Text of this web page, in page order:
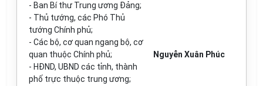
- Ban Bí thư Trung ương Đảng;
- Thủ tướng, các Phó Thủ
tướng Chính phủ;
- Các bộ, cơ quan ngang bộ, cơ
quan thuộc Chính phủ;
- HĐND, UBND các tỉnh, thành
phố trực thuộc trung ương;
Nguyễn Xuân Phúc